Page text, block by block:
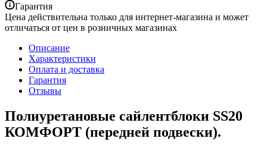
Гарантия
Цена действительна только для интернет-магазина и может
отличаться от цен в розничных магазинах
Описание
Характеристики
Оплата и доставка
Гарантия
Отзывы
Полиуретановые сайлентблоки SS20
КОМФОРТ (передней подвески).